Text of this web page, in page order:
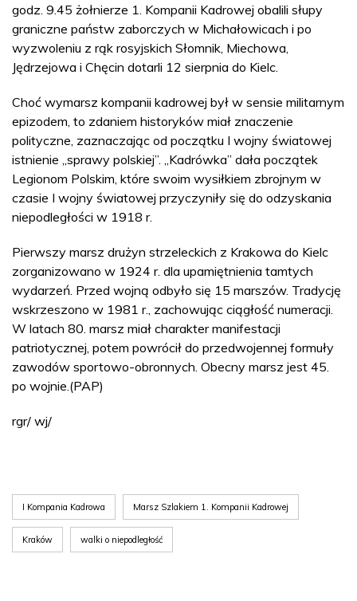
godz. 9.45 żołnierze 1. Kompanii Kadrowej obalili słupy
graniczne państw zaborczych w Michałowicach i po
wyzwoleniu z rąk rosyjskich Słomnik, Miechowa,
Jędrzejowa i Chęcin dotarli 12 sierpnia do Kielc.
Choć wymarsz kompanii kadrowej był w sensie militarnym
epizodem, to zdaniem historyków miał znaczenie
polityczne, zaznaczając od początku I wojny światowej
istnienie „sprawy polskiej”. „Kadrówka” dała początek
Legionom Polskim, które swoim wysiłkiem zbrojnym w
czasie I wojny światowej przyczyniły się do odzyskania
niepodległości w 1918 r.
Pierwszy marsz drużyn strzeleckich z Krakowa do Kielc
zorganizowano w 1924 r. dla upamiętnienia tamtych
wydarzeń. Przed wojną odbyło się 15 marszów. Tradycję
wskrzeszono w 1981 r., zachowując ciągłość numeracji.
W latach 80. marsz miał charakter manifestacji
patriotycznej, potem powrócił do przedwojennej formuły
zawodów sportowo-obronnych. Obecny marsz jest 45.
po wojnie.(PAP)
rgr/ wj/
I Kompania Kadrowa Marsz Szlakiem 1. Kompanii Kadrowej
Kraków walki o niepodległość